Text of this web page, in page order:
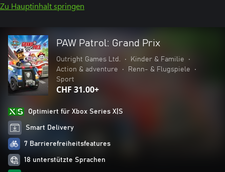
Zu Hauptinhalt springen
PAW Patrol: Grand Prix
Outright Games Ltd. • Kinder & Familie
•
Action & adventure
• Renn- & Flugspiele
•
Sport
CHF 31.00+
Optimiert für Xbox Series X|S
Smart Delivery
7 Barrierefreiheitsfeatures
18 unterstützte Sprachen